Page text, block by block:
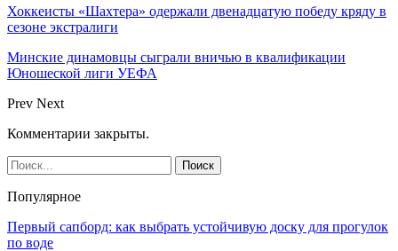
Хоккеисты «Шахтера» одержали двенадцатую победу кряду в
сезоне экстралиги
Минские динамовцы сыграли вничью в квалификации
Юношеской лиги УЕФА
Prev Next
Комментарии закрыты.
Популярное
Первый сапборд: как выбрать устойчивую доску для прогулок
по воде